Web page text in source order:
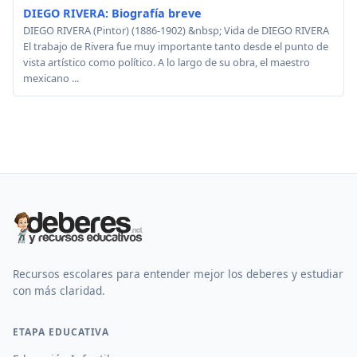
DIEGO RIVERA: Biografía breve
DIEGO RIVERA (Pintor) (1886-1902) &nbsp; Vida de DIEGO RIVERA
El trabajo de Rivera fue muy importante tanto desde el punto de
vista artístico como político. A lo largo de su obra, el maestro
mexicano ...
Recursos escolares para entender mejor los deberes y estudiar
con más claridad.
ETAPA EDUCATIVA